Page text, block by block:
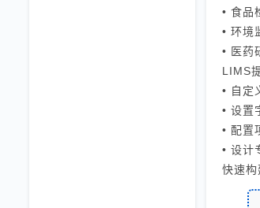
• 食品
• 环境
• 医药
LIMS
• 自定
• 设置
• 配置
• 设计
快速构